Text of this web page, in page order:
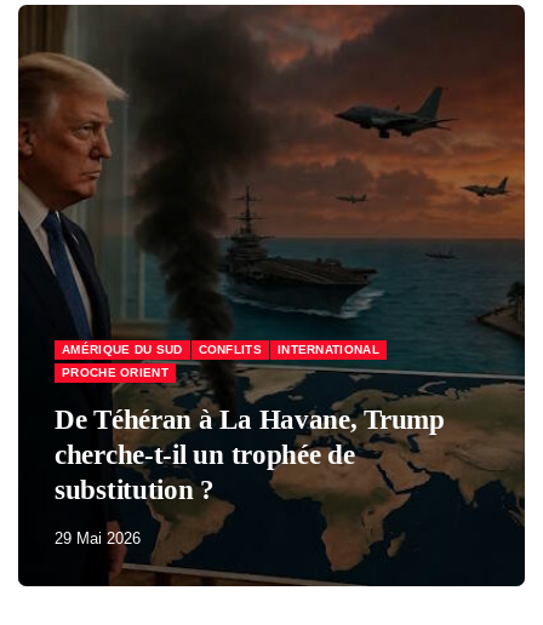
ÉCONOMIE & SOCIAL
Macron a perdu tous ses partisans
29 Mai 2026